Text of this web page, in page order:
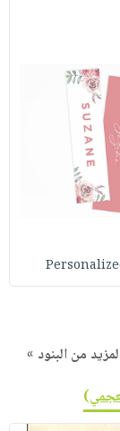
من البنود »
)